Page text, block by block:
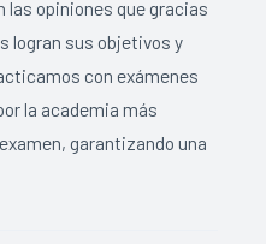
las opiniones que gracias
logran sus objetivos y
con exámenes
la academia más
garantizando una